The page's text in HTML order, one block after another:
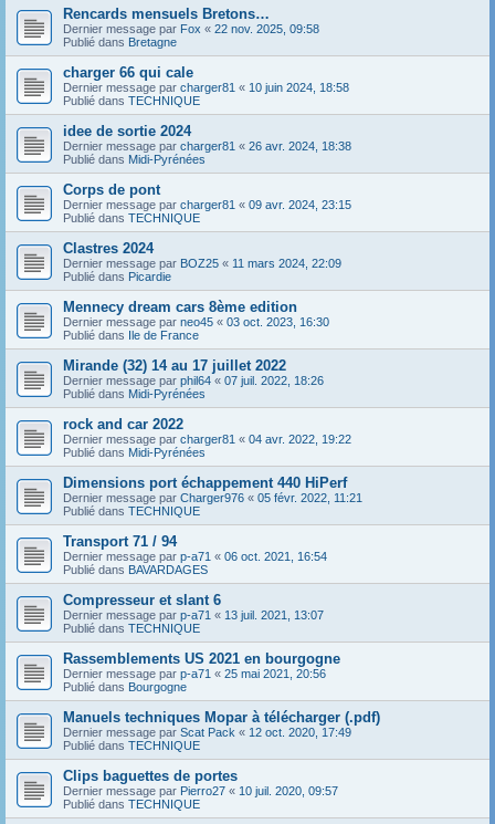
Rencards mensuels Bretons…
Dernier message par Fox « 22 nov. 2025, 09:58
Publié dans Bretagne
charger 66 qui cale
Dernier message par charger81 « 10 juin 2024, 18:58
Publié dans TECHNIQUE
idee de sortie 2024
Dernier message par charger81 « 26 avr. 2024, 18:38
Publié dans Midi-Pyrénées
Corps de pont
Dernier message par charger81 « 09 avr. 2024, 23:15
Publié dans TECHNIQUE
Clastres 2024
Dernier message par BOZ25 « 11 mars 2024, 22:09
Publié dans Picardie
Mennecy dream cars 8ème edition
Dernier message par neo45 « 03 oct. 2023, 16:30
Publié dans Ile de France
Mirande (32) 14 au 17 juillet 2022
Dernier message par phil64 « 07 juil. 2022, 18:26
Publié dans Midi-Pyrénées
rock and car 2022
Dernier message par charger81 « 04 avr. 2022, 19:22
Publié dans Midi-Pyrénées
Dimensions port échappement 440 HiPerf
Dernier message par Charger976 « 05 févr. 2022, 11:21
Publié dans TECHNIQUE
Transport 71 / 94
Dernier message par p-a71 « 06 oct. 2021, 16:54
Publié dans BAVARDAGES
Compresseur et slant 6
Dernier message par p-a71 « 13 juil. 2021, 13:07
Publié dans TECHNIQUE
Rassemblements US 2021 en bourgogne
Dernier message par p-a71 « 25 mai 2021, 20:56
Publié dans Bourgogne
Manuels techniques Mopar à télécharger (.pdf)
Dernier message par Scat Pack « 12 oct. 2020, 17:49
Publié dans TECHNIQUE
Clips baguettes de portes
Dernier message par Pierro27 « 10 juil. 2020, 09:57
Publié dans TECHNIQUE